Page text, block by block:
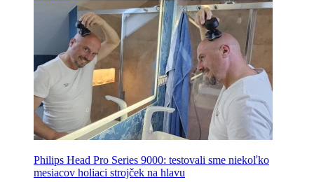
Philips Head Pro Series 9000: testovali sme niekoľko
mesiacov holiaci strojček na hlavu